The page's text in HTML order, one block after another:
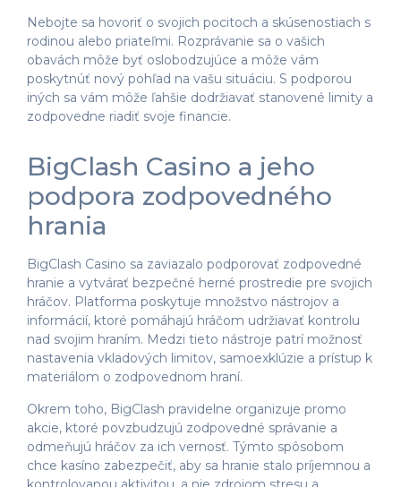
Nebojte sa hovoriť o svojich pocitoch a skúsenostiach s
rodinou alebo priateľmi. Rozprávanie sa o vašich
obavách môže byť oslobodzujúce a môže vám
poskytnúť nový pohľad na vašu situáciu. S podporou
iných sa vám môže ľahšie dodržiavať stanovené limity a
zodpovedne riadiť svoje financie.
BigClash Casino a jeho
podpora zodpovedného
hrania
BigClash Casino sa zaviazalo podporovať zodpovedné
hranie a vytvárať bezpečné herné prostredie pre svojich
hráčov. Platforma poskytuje množstvo nástrojov a
informácií, ktoré pomáhajú hráčom udržiavať kontrolu
nad svojim hraním. Medzi tieto nástroje patrí možnosť
nastavenia vkladových limitov, samoexklúzie a prístup k
materiálom o zodpovednom hraní.
Okrem toho, BigClash pravidelne organizuje promo
akcie, ktoré povzbudzujú zodpovedné správanie a
odmeňujú hráčov za ich vernosť. Týmto spôsobom
chce kasíno zabezpečiť, aby sa hranie stalo príjemnou a